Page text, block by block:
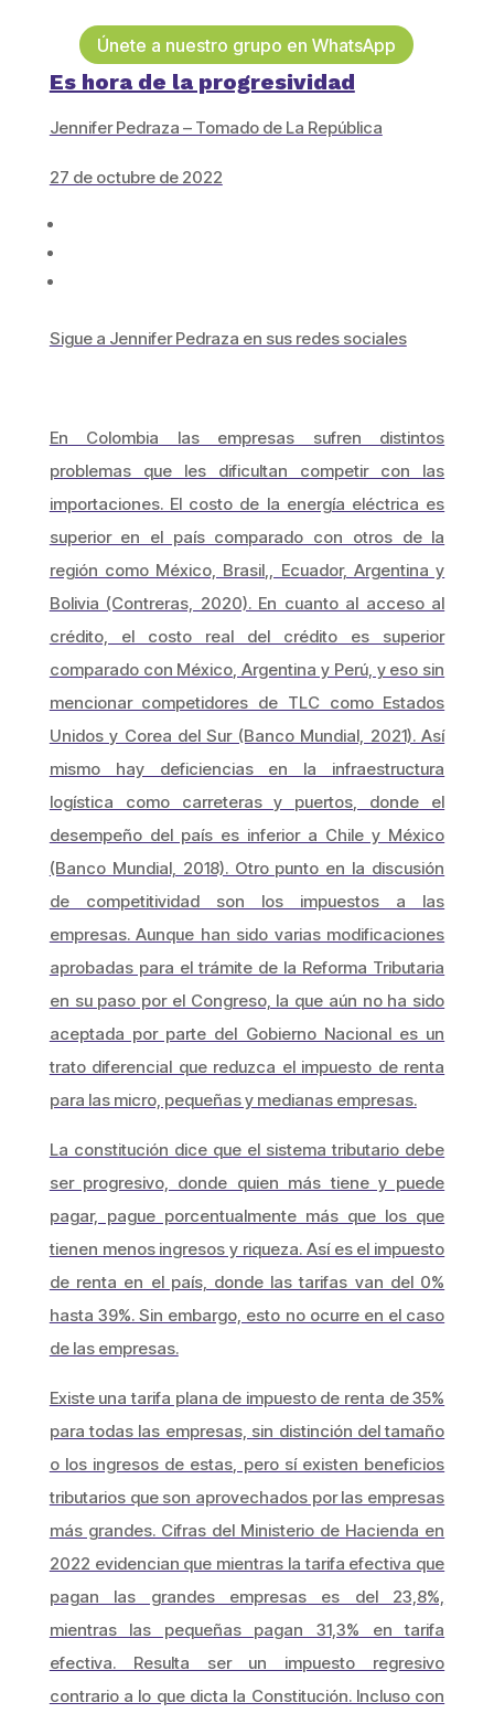
Únete a nuestro grupo en WhatsApp
Es hora de la progresividad
Jennifer Pedraza – Tomado de La República
27 de octubre de 2022
Sigue a Jennifer Pedraza en sus redes sociales
En Colombia las empresas sufren distintos
problemas que les dificultan competir con las
importaciones. El costo de la energía eléctrica es
superior en el país comparado con otros de la
región como México, Brasil,, Ecuador, Argentina y
Bolivia (Contreras, 2020). En cuanto al acceso al
crédito, el costo real del crédito es superior
comparado con México, Argentina y Perú, y eso sin
mencionar competidores de TLC como Estados
Unidos y Corea del Sur (Banco Mundial, 2021). Así
mismo hay deficiencias en la infraestructura
logística como carreteras y puertos, donde el
desempeño del país es inferior a Chile y México
(Banco Mundial, 2018). Otro punto en la discusión
de competitividad son los impuestos a las
empresas. Aunque han sido varias modificaciones
aprobadas para el trámite de la Reforma Tributaria
en su paso por el Congreso, la que aún no ha sido
aceptada por parte del Gobierno Nacional es un
trato diferencial que reduzca el impuesto de renta
para las micro, pequeñas y medianas empresas.
La constitución dice que el sistema tributario debe
ser progresivo, donde quien más tiene y puede
pagar, pague porcentualmente más que los que
tienen menos ingresos y riqueza. Así es el impuesto
de renta en el país, donde las tarifas van del 0%
hasta 39%. Sin embargo, esto no ocurre en el caso
de las empresas.
Existe una tarifa plana de impuesto de renta de 35%
para todas las empresas, sin distinción del tamaño
o los ingresos de estas, pero sí existen beneficios
tributarios que son aprovechados por las empresas
más grandes. Cifras del Ministerio de Hacienda en
2022 evidencian que mientras la tarifa efectiva que
pagan las grandes empresas es del 23,8%,
mientras las pequeñas pagan 31,3% en tarifa
efectiva. Resulta ser un impuesto regresivo
contrario a lo que dicta la Constitución. Incluso con